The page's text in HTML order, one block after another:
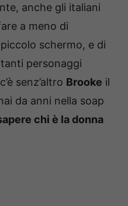
anche gli italiani
a meno di
schermo, e di
personaggi
senz’altro Brooke il
da anni nella soap
chi è la donna